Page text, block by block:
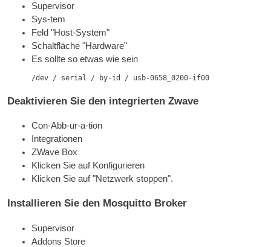
Supervisor
Sys-tem
Feld "Host-System"
Schaltfläche "Hardware"
Es sollte so etwas wie sein
/dev / serial / by-id / usb-0658_0200-if00
Deaktivieren Sie den integrierten Zwave
Con-Abb-ur-a-tion
Integrationen
ZWave Box
Klicken Sie auf Konfigurieren
Klicken Sie auf "Netzwerk stoppen".
Installieren Sie den Mosquitto Broker
Supervisor
Addons Store